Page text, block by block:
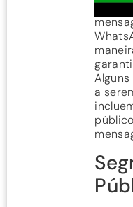
A
a